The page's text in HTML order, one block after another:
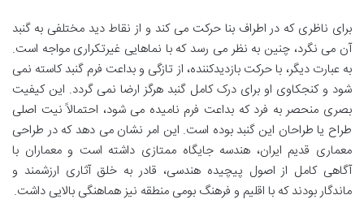
برای ناظری که در اطراف بنا حرکت می کند و از نقاط دید مختلفی به گنبد
آن می نگرد، چنین به نظر می رسد که با نماهایی غیرتکراری مواجه است.
به عبارت دیگر، با حرکت بازدیدکننده، از تازگی و بداعت فرم گنبد کاسته نمی
شود و کنجکاوی او برای درک کامل گنبد هرگز ارضا نمی گردد. این کیفیت
بصری منحصر به فرد که بداعت فرم نامیده می شود، احتمالاً نیت اصلی
طراح یا طراحان این گنبد بوده است. این امر نشان می دهد که در طراحی
معماری قدیم ایران، هندسه جایگاه ممتازی داشته است و معماران با
آگاهی کامل از اصول پیچیده هندسی، قادر به خلق آثاری ارزشمند و
ماندگار بودند که با اقلیم و فرهنگ بومی منطقه نیز هماهنگی بالایی داشت.